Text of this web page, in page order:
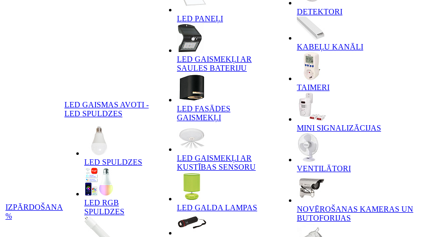
IZPĀRDOŠANA
%
LED GAISMAS AVOTI -
LED SPULDZES
LED SPULDZES
LED RGB
SPULDZES
LED PANEĻI
LED GAISMEKĻI AR
SAULES BATERIJU
LED FASĀDES
GAISMEKĻI
LED GAISMEKĻI AR
KUSTĪBAS SENSORU
LED GALDA LAMPAS
DETEKTORI
KABEĻU KANĀLI
TAIMERI
MINI SIGNALIZĀCIJAS
VENTILĀTORI
NOVĒROŠANAS KAMERAS UN
BUTOFORIJAS